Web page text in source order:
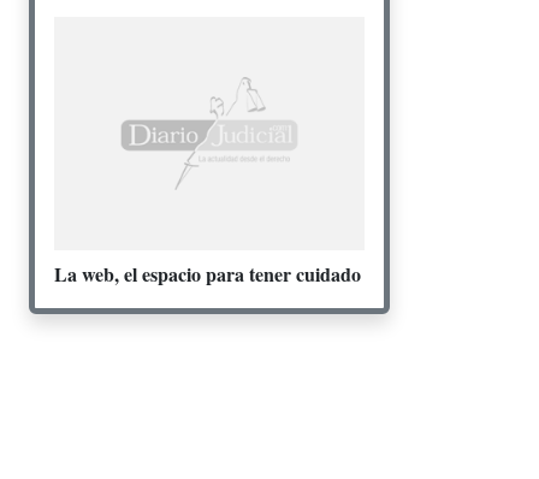
La web, el espacio para tener cuidado